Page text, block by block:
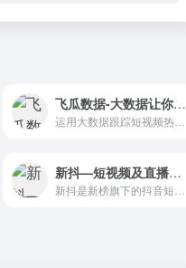
飞瓜数据-大数据让你的短视频内容运营更精彩
新抖—短视频及直播数据平台